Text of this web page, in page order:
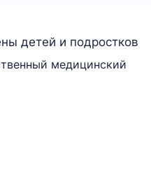
детей и подростков
медицинский